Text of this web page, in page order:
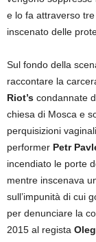
e lo fa attraverso
inscenato delle
Sul fondo della
raccontare la
Riot’s condannate
chiesa di Mosca e
perquisizioni
performer Petr
incendiato le porte
mentre inscenava
sull’impunità di cui
per denunciare la
2015 al regista